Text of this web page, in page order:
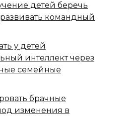
детей беречь
командный
у детей
интеллект через
семейные
брачные
изменения в